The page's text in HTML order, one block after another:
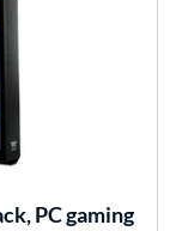
PC gaming